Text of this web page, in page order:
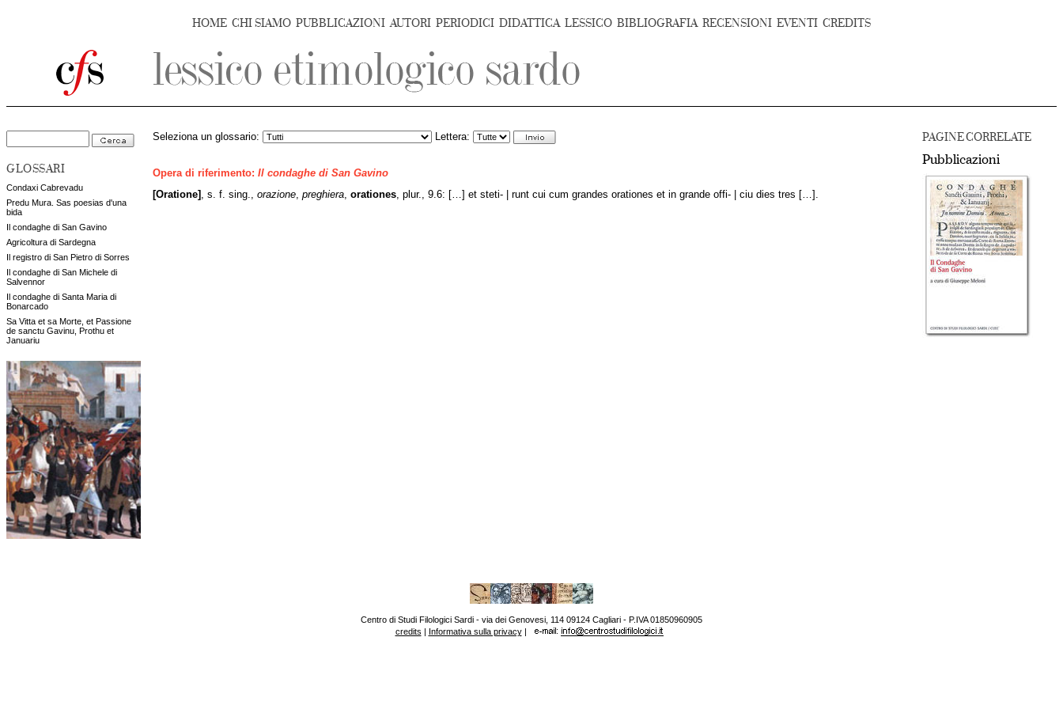
HOME CHI SIAMO PUBBLICAZIONI AUTORI PERIODICI DIDATTICA LESSICO BIBLIOGRAFIA RECENSIONI EVENTI CREDITS
GLOSSARI
Condaxi Cabrevadu
Predu Mura. Sas poesias d'una
bida
Il condaghe di San Gavino
Agricoltura di Sardegna
Il registro di San Pietro di Sorres
Il condaghe di San Michele di
Salvennor
Il condaghe di Santa Maria di
Bonarcado
Sa Vitta et sa Morte, et Passione
de sanctu Gavinu, Prothu et
Januariu
PAGINE CORRELATE
Pubblicazioni
Seleziona un glossario: Lettera:
Opera di riferimento: Il condaghe di San Gavino
[Oratione]
, s. f. sing., orazione preghiera orationes , plur., 9.6: […] et steti- | runt cui cum grandes orationes et in grande offi- | ciu dies tres […].
Centro di Studi Filologici Sardi - via dei Genovesi, 114 09124 Cagliari - P.IVA 01850960905
credits | Informativa sulla privacy|